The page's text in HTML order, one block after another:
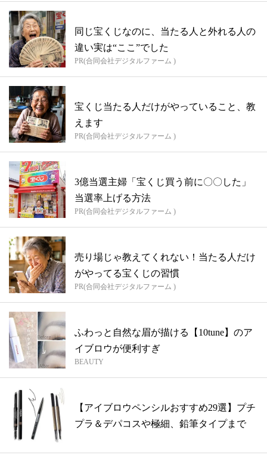
同じ宝くじなのに、当たる人と外れる人の
違い実は“ここ”でした
PR(合同会社デジタルファーム )
宝くじ当たる人だけがやっていること、教
えます
PR(合同会社デジタルファーム )
3億当選主婦「宝くじ買う前に〇〇した」
当選率上げる方法
PR(合同会社デジタルファーム )
売り場じゃ教えてくれない！当たる人だけ
がやってる宝くじの習慣
PR(合同会社デジタルファーム )
ふわっと自然な眉が描ける【10tune】のア
イブロウが便利すぎ
BEAUTY
【アイブロウペンシルおすすめ29選】プチ
プラ＆デパコスや極細、鉛筆タイプまで